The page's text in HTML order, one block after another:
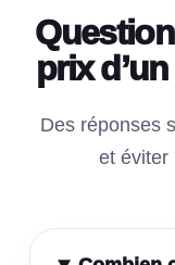
prix
Des réponses
et éviter